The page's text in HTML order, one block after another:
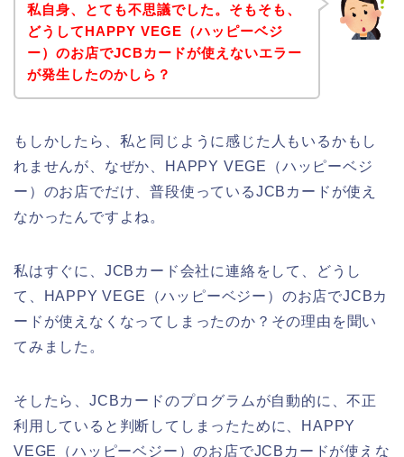
私自身、とても不思議でした。そもそも、
どうしてHAPPY VEGE（ハッピーベジ
ー）のお店でJCBカードが使えないエラー
が発生したのかしら？
もしかしたら、私と同じように感じた人もいるかもし
れませんが、なぜか、HAPPY VEGE（ハッピーベジ
ー）のお店でだけ、普段使っているJCBカードが使え
なかったんですよね。
私はすぐに、JCBカード会社に連絡をして、どうし
て、HAPPY VEGE（ハッピーベジー）のお店でJCBカ
ードが使えなくなってしまったのか？その理由を聞い
てみました。
そしたら、JCBカードのプログラムが自動的に、不正
利用していると判断してしまったために、HAPPY
VEGE（ハッピーベジー）のお店でJCBカードが使えな